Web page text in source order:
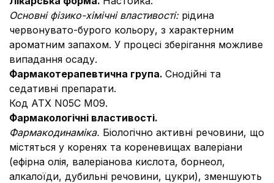
Основні фізико-хімічні властивості: рідина
червонувато-бурого кольору, з характерним
ароматним запахом. У процесі зберігання можливе
випадання осаду.
Фармакотерапевтична група. Снодійні та
седативні препарати.
Код ATХ N05C M09.
Фармакологічні властивості.
Фармакодинаміка. Біологічно активні речовини, що
містяться у коренях та кореневищах валеріани
(ефірна олія, валеріанова кислота, борнеол,
алкалоїди, дубильні речовини, цукри), зменшують